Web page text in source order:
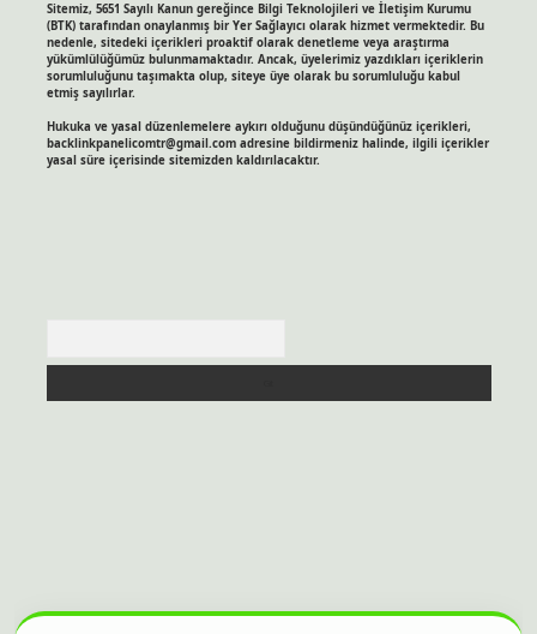
Sitemiz, 5651 Sayılı Kanun gereğince Bilgi Teknolojileri ve İletişim Kurumu
(BTK) tarafından onaylanmış bir Yer Sağlayıcı olarak hizmet vermektedir. Bu
nedenle, sitedeki içerikleri proaktif olarak denetleme veya araştırma
yükümlülüğümüz bulunmamaktadır. Ancak, üyelerimiz yazdıkları içeriklerin
sorumluluğunu taşımakta olup, siteye üye olarak bu sorumluluğu kabul
etmiş sayılırlar.
Hukuka ve yasal düzenlemelere aykırı olduğunu düşündüğünüz içerikleri,
backlinkpanelicomtr@gmail.comadresine bildirmeniz halinde, ilgili içerikler
yasal süre içerisinde sitemizden kaldırılacaktır.